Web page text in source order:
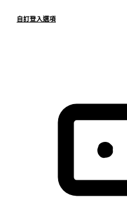
自訂登入選項